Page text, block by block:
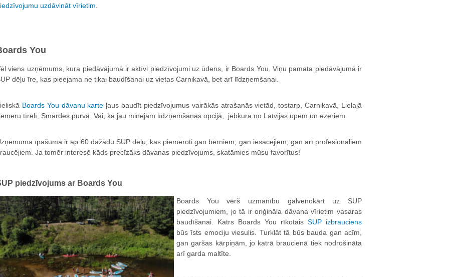
uzdāvināt vīrietim.
You
viens uzņēmums, kura piedāvājumā ir aktīvi piedzīvojumi uz ūdens, ir Boards You. Viņu pamata piedāvājumā ir
dēļu īre, kas pieejama ne tikai baudīšanai uz vietas Carnikavā, bet arī līdzņemšanai.
Boards You dāvanu karte ļaus baudīt piedzīvojumus vairākās atrašanās vietād, tostarp, Carnikavā, Lielajā
tīrelī, Smārdes purvā. Vai, kā jau minējām līdzņemšanas opcijā, jebkurā no Latvijas upēm un ezeriem.
īpašumā ir ap 60 dažādu SUP dēļu, kas piemēroti gan bērniem, gan iesācējiem, gan arī profesionāliem
Ja tomēr interesē kāds precīzāks dāvanas piedzīvojums, skatāmies mūsu favorītus!
piedzīvojums ar Boards You
Boards You vērš uzmanību galvenokārt uz SUP
piedzīvojumiem, jo tā ir oriģināla dāvana vīrietim vasaras
baudīšanai. Katrs Boards You rīkotais SUP izbrauciens
būs īsts emociju viesulis. Turklāt tā būs bauda gan acīm,
gan garšas kārpiņām, jo katrā braucienā tiek nodrošināta
arī garda maltīte.